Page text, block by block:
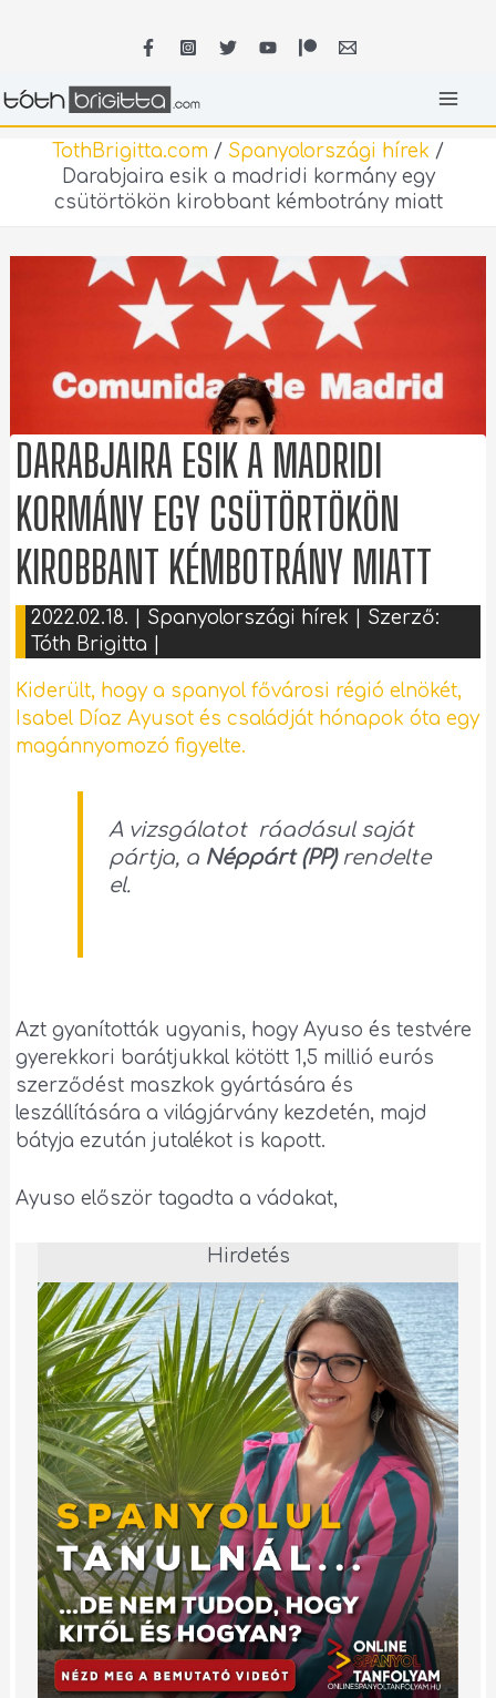
TothBrigitta.com / Spanyolországi hírek /
Darabjaira esik a madridi kormány egy
csütörtökön kirobbant kémbotrány miatt
DARABJAIRA ESIK A MADRIDI
KORMÁNY EGY CSÜTÖRTÖKÖN
KIROBBANT KÉMBOTRÁNY MIATT
2022.02.18. Spanyolországi hírek | Szerző:
Tóth Brigitta
Kiderült, hogy a spanyol fővárosi régió elnökét,
Isabel Díaz Ayusot és családját hónapok óta egy
magánnyomozó figyelte.
A vizsgálatot ráadásul saját
pártja, a Néppárt (PP) rendelte
el.
Azt gyanították ugyanis, hogy Ayuso és testvére
gyerekkori barátjukkal kötött 1,5 millió eurós
szerződést maszkok gyártására és
leszállítására a világjárvány kezdetén, majd
bátyja ezután jutalékot is kapott.
Ayuso először tagadta a vádakat,
Hirdetés